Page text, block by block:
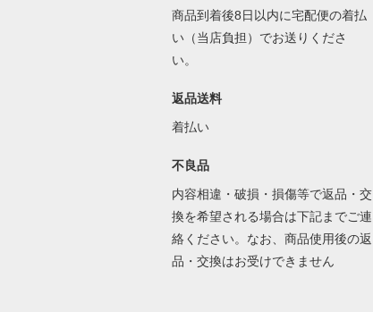
商品到着後8日以内に宅配便の着払
い（当店負担）でお送りくださ
い。
返品送料
着払い
不良品
内容相違・破損・損傷等で返品・交
換を希望される場合は下記までご連
絡ください。なお、商品使用後の返
品・交換はお受けできません